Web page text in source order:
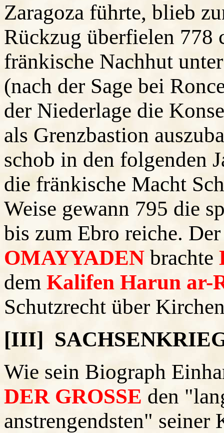
Zaragoza führte, blieb
Rückzug überfielen 778
fränkische Nachhut
(nach der Sage bei
der Niederlage die
als Grenzbastion
schob in den folgenden
die fränkische Macht
Weise gewann 795 die
bis zum Ebro reiche.
OMAYYADEN brachte
dem Kalifen Harun ar-
Schutzrecht über
[III]
Wie sein Biograph
DER GROSSE den
anstrengendsten" seiner